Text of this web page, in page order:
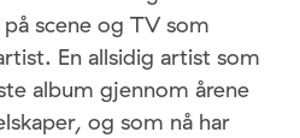
scene og TV som
En allsidig artist som
album gjennom årene
og som nå har